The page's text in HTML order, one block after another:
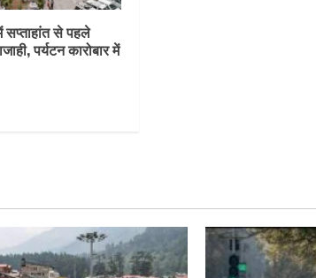
से पहले
पर्यटन कारोबार में